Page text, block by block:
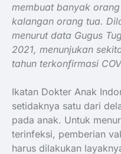
membuat banyak
kalangan orang tua.
menurut data Gugus
2021, menunjukan
tahun terkonfirmasi
Ikatan Dokter Anak
setidaknya satu dari
pada anak. Untuk
terinfeksi, pemberian
harus dilakukan